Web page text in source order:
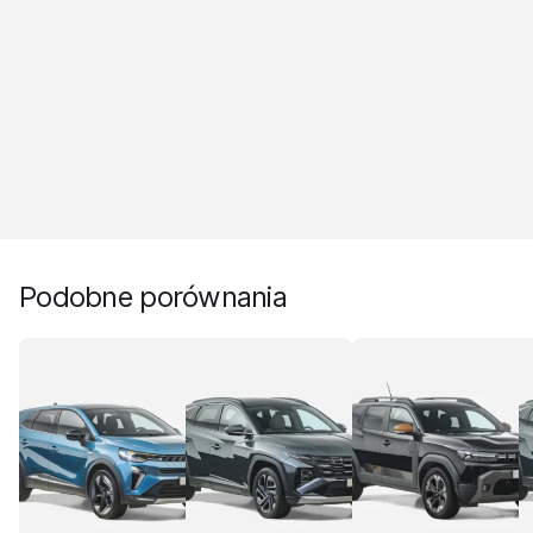
Podobne porównania